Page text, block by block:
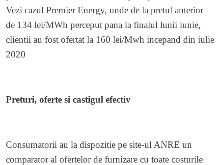
Vezi cazul Premier Energy, unde de la pretul anterior
de 134 lei/MWh perceput pana la finalul lunii iunie,
clientii au fost ofertat la 160 lei/Mwh incepand din iulie
2020
Preturi, oferte si castigul efectiv
Consumatorii au la dispozitie pe site-ul ANRE un
comparator al ofertelor de furnizare cu toate costurile